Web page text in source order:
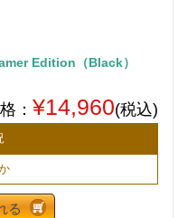
Edition（Black）
： ¥14,960(税込)
る